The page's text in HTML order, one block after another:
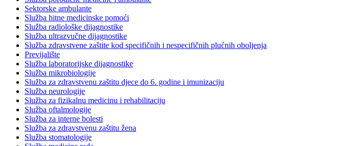
Sektorske ambulante
Služba hitne medicinske pomoći
Služba radiološke dijagnostike
Služba ultrazvučne dijagnostike
Služba zdravstvene zaštite kod specifičnih i nespecifičnih plućnih oboljenja
Previjalište
Služba laboratorijske dijagnostike
Služba mikrobiologije
Služba za zdravstvenu zaštitu djece do 6. godine i imunizaciju
Služba neurologije
Služba za fizikalnu medicinu i rehabilitaciju
Služba oftalmologije
Služba za interne bolesti
Služba za zdravstvenu zaštitu žena
Služba stomatologije